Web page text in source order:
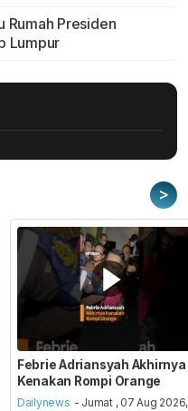
Rumah Presiden
Lumpur
>
Febrie Adriansyah Akhirnya
Kenakan Rompi Orange
Dailynews - Jumat , 07 Aug 2026,